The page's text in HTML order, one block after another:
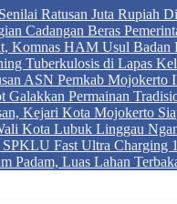
Ratusan Juta Rupiah
Cadangan Beras
Komnas HAM Usul Badan
Tuberkulosis di Lapas
ASN Pemkab Mojokerto
Permainan
Kejari Kota Mojokerto
Kota Lubuk Linggau
Fast Ultra Charging
Padam, Luas Lahan